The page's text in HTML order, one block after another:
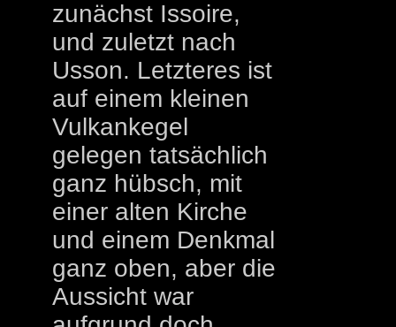
zunächst Issoire,
und zuletzt nach
Usson. Letzteres ist
auf einem kleinen
Vulkankegel
gelegen tatsächlich
ganz hübsch, mit
einer alten Kirche
und einem Denkmal
ganz oben, aber die
Aussicht war